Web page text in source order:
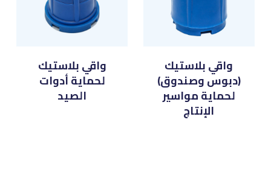
واقي بلاستيك
(دبوس وصندوق)
لحماية مواسير
الإنتاج
واقي بلاستيك
لحماية أدوات
الصيد